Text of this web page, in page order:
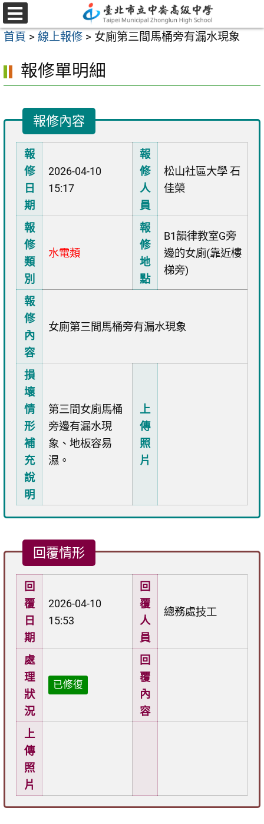
跳
至
主
內
選
單
首頁 > 線上報修 > 女廁第三間馬桶旁有漏水現象
報修單明細
報修內容
報
修
日
期
2026-04-10
15:17
報
修
人
員
松山社區大學 石
佳榮
報
修
類
別
水電類
報
修
地
點
B1韻律教室G旁
邊的女廁(靠近樓
梯旁)
報
修
內
容
女廁第三間馬桶旁有漏水現象
損
壞
情
形
補
充
說
明
第三間女廁馬桶
旁邊有漏水現
象、地板容易
濕。
上
傳
照
片
回覆情形
回
覆
日
期
2026-04-10
15:53
回
覆
人
員
總務處技工
處
理
狀
況
已修復
回
覆
內
容
上
傳
照
片